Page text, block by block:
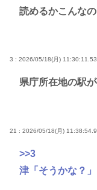
読めるかこんなの
3 : 2026/05/18(月) 11:30:11.53
県庁所在地の駅
21 : 2026/05/18(月)
>>3
津「そうかな？」